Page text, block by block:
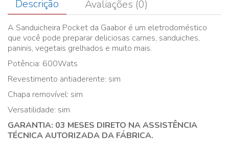
Descrição Avaliações (0)
A Sanduicheira Pocket da Gaabor é um eletrodoméstico
que você pode preparar deliciosas carnes, sanduiches,
paninis, vegetais grelhados e muito mais.
Potência: 600Wats
Revestimento antiaderente: sim
Chapa removível: sim
Versatilidade: sim
GARANTIA: 03 MESES DIRETO NA ASSISTÊNCIA
TÉCNICA AUTORIZADA DA FÁBRICA.